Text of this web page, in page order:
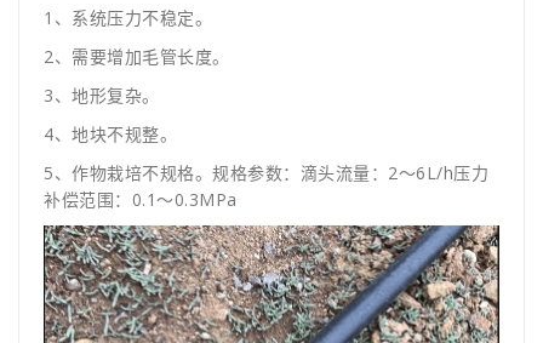
1、系统压力不稳定。
2、需要增加毛管长度。
3、地形复杂。
4、地块不规整。
5、作物栽培不规格。规格参数：滴头流量：2～6L/h压力
补偿范围：0.1～0.3MPa